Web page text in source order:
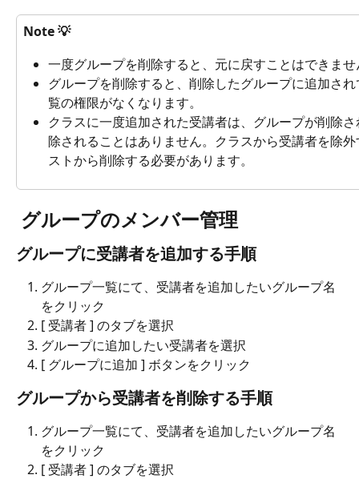
Note 💡
一度グループを削除すると、元に戻すことはできま
グループを削除すると、削除したグループに追加さ
覧の権限がなくなります。
クラスに一度追加された受講者は、グループが削除
除されることはありません。クラスから受講者を除
ストから削除する必要があります。
グループのメンバー管理
グループに受講者を追加する手順
グループ一覧にて、受講者を追加したいグループ名
をクリック
[ 受講者 ] のタブを選択
グループに追加したい受講者を選択
[ グループに追加 ] ボタンをクリック
グループから受講者を削除する手順
グループ一覧にて、受講者を追加したいグループ名
をクリック
[ 受講者 ] のタブを選択